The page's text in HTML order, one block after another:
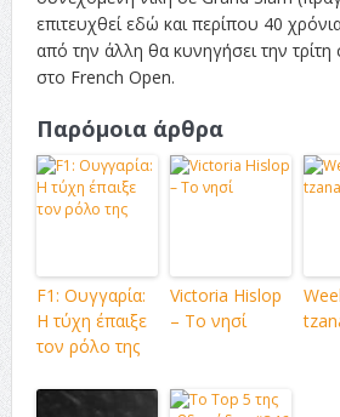
επιτευχθεί εδώ και περίπου 40
από την άλλη θα κυνηγήσει την
στο French Open.
Παρόμοια άρθρα
F1: Ουγγαρία:
Η τύχη έπαιξε
τον ρόλο της
Victoria Hislop
– Το νησί